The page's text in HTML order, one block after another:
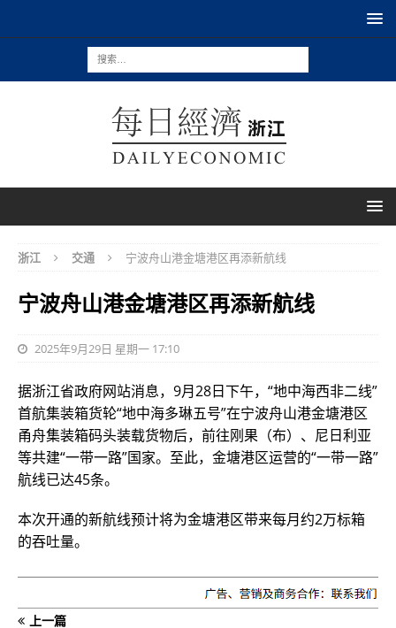
浙江 交通 宁波舟山港金塘港区再添新航线
宁波舟山港金塘港区再添新航线
2025年9月29日 星期一 17:10
据浙江省政府网站消息，9月28日下午，“地中海西非二线”
首航集装箱货轮“地中海多琳五号”在宁波舟山港金塘港区
甬舟集装箱码头装载货物后，前往刚果（布）、尼日利亚
等共建“一带一路”国家。至此，金塘港区运营的“一带一路”
航线已达45条。
本次开通的新航线预计将为金塘港区带来每月约2万标箱
的吞吐量。
上一篇